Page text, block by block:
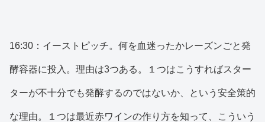
16:30：イーストピッチ。何を血迷ったかレーズンごと発
酵容器に投入。理由は3つある。１つはこうすればスター
ターが不十分でも発酵するのではないか、という安全策的
な理由。１つは最近赤ワインの作り方を知って、こういう